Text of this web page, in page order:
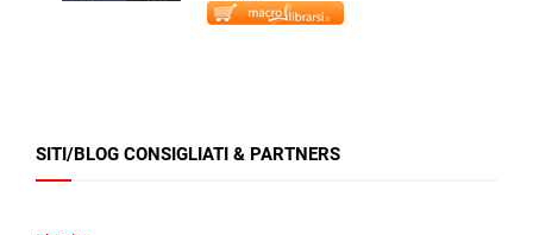
SITI/BLOG CONSIGLIATI & PARTNERS